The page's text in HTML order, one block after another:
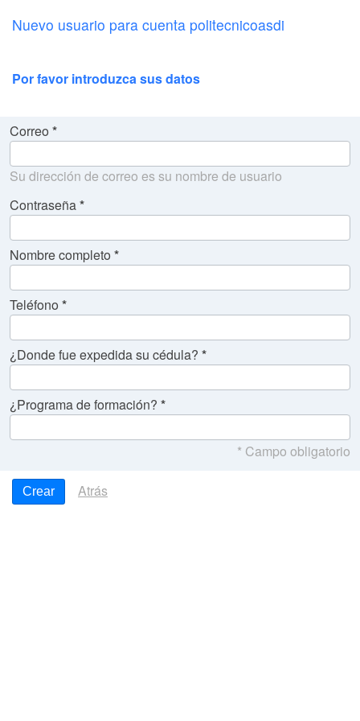
Nuevo usuario para cuenta politecnicoasdi
Por favor introduzca sus datos
Correo
Su dirección de correo es su nombre de usuario
Contraseña
Nombre completo
Teléfono
¿Donde fue expedida su cédula?
¿Programa de formación?
* Campo obligatorio
Atrás